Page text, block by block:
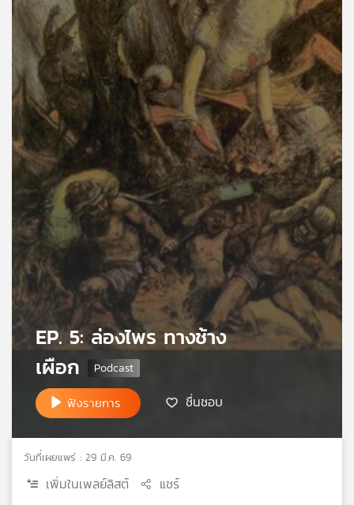
บทความ
ข่าว
และ
กิจกรรม
เรา
เครือ
ข่าย
วิทยุ
ไทย
พี
แผนที่
วิทยุ
เครือ
ข่าย
EP. 5: ล่องไพร ทางช้าง
เผือก
ฟังรายการ ชื่นชอบ
วันที่เผยแพร่ : 29 มี.ค. 69
เพิ่มในเพลย์ลิสต์ แชร์